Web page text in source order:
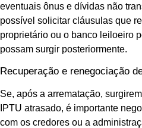
eventuais ônus e dívidas não
possível solicitar cláusulas que
proprietário ou o banco leiloeiro
possam surgir posteriormente.
Recuperação e renegociação
Se, após a arrematação,
IPTU atrasado, é importante
com os credores ou a